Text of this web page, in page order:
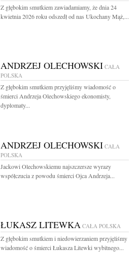
Z głębokim smutkiem zawiadamiamy, że dnia 24
kwietnia 2026 roku odszedł od nas Ukochany Mąż,...
ANDRZEJ OLECHOWSKI CAŁA
POLSKA
Z głębokim smutkiem przyjęliśmy wiadomość o
śmierci Andrzeja Olechowskiego ekonomisty,
dyplomaty...
ANDRZEJ OLECHOWSKI CAŁA
POLSKA
Jackowi Olechowskiemu najszczersze wyrazy
współczucia z powodu śmierci Ojca Andrzeja...
ŁUKASZ LITEWKA CAŁA POLSKA
Z głębokim smutkiem i niedowierzaniem przyjęliśmy
wiadomość o śmierci Łukasza Litewki wybitnego...